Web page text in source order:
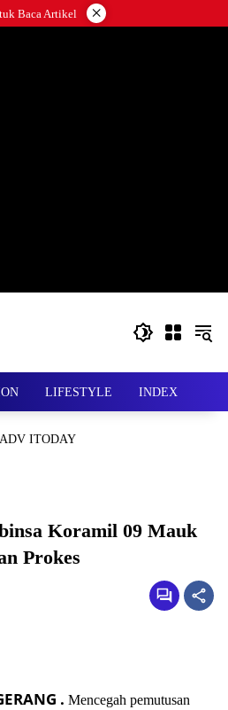
Baca Artikel ×
LIFESTYLE INDEX
Koramil 09 Mauk
Prokes
. Mencegah pemutusan